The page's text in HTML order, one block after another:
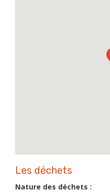
Les déchets
Nature des déchets :